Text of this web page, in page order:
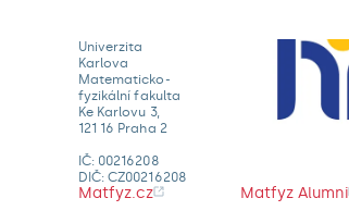
Univerzita
Karlova
Matematicko-
fyzikální fakulta
Ke Karlovu 3,
121 16 Praha 2
IČ: 00216208
DIČ: CZ00216208
Matfyz.cz Matfyz Alumni